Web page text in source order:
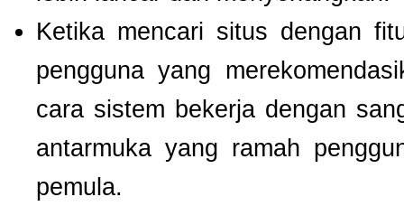
Ketika mencari situs dengan
pengguna yang
cara sistem bekerja dengan
antarmuka yang ramah
pemula.